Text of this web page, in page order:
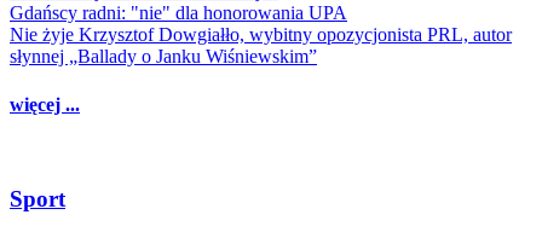
Gdańscy radni: "nie" dla honorowania UPA
Nie żyje Krzysztof Dowgiałło, wybitny opozycjonista PRL, autor
słynnej „Ballady o Janku Wiśniewskim”
więcej ...
Sport